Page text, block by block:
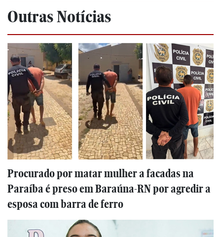
Outras Notícias
Procurado por matar mulher a facadas na
Paraíba é preso em Baraúna-RN por agredir a
esposa com barra de ferro